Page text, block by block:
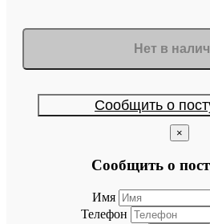
Нет в
Сообщить о
×
Сообщить о
Имя
Телефон